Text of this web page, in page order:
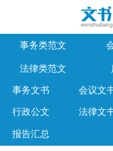
事务类范文
法律类范文
事务文书 会议文
行政公文 法律文
报告汇总